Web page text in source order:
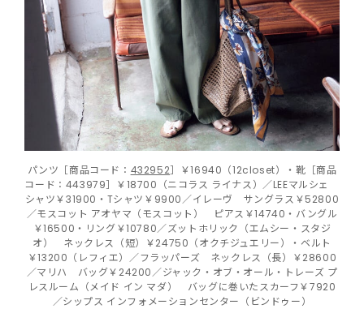
パンツ［商品コード： 432952］￥16940（12closet）・靴［商品
コード：443979］￥18700（ニコラス ライナス）／LEEマルシェ
シャツ￥31900・Tシャツ￥9900／イレーヴ サングラス￥52800
／モスコット アオヤマ（モスコット） ピアス￥14740・バングル
￥16500・リング￥10780／ズットホリック（エムシー・スタジ
オ） ネックレス（短）￥24750（オクチジュエリー）・ベルト
￥13200（レフィエ）／フラッパーズ ネックレス（長）￥28600
／マリハ バッグ￥24200／ジャック・オブ・オール・トレーズ プ
レスルーム（メイド イン マダ） バッグに巻いたスカーフ￥7920
／シップス インフォメーションセンター（ビンドゥー）